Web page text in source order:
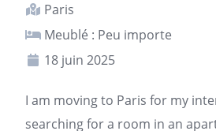
Paris
Meublé : Peu importe
18 juin 2025
I am moving to Paris for my
searching for a room in an